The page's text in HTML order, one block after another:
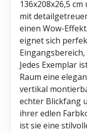
136x208x26,5
mit
einen Wow-
eignet sich
Jedes Exemplar
Raum eine
vertikal
echter Blickfang
ihrer edlen
ist sie eine